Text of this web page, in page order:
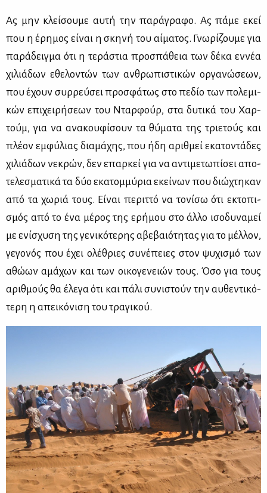
Ας μην κλεί­σου­με αυ­τή την πα­ρά­γρα­φο. Ας πά­με εκεί
που η έρη­μος εί­ναι η σκη­νή του αί­μα­τος. Γνω­ρί­ζου­με για
πα­ρά­δειγ­μα ότι η τε­ρά­στια προ­σπά­θεια των δέ­κα εν­νέα
χι­λιά­δων εθε­λο­ντών των αν­θρω­πι­στι­κών ορ­γα­νώ­σε­ων,
που έχουν συρ­ρεύ­σει προ­σφά­τως στο πε­δίο των πο­λε­μι­
κών επι­χει­ρή­σε­ων του Νταρ­φούρ, στα δυ­τι­κά του Χαρ­
τούμ, για να ανα­κου­φί­σουν τα θύ­μα­τα της τριε­τούς και
πλέ­ον εμ­φύ­λιας δια­μά­χης, που ήδη αριθ­μεί εκα­το­ντά­δες
χι­λιά­δων νε­κρών, δεν επαρ­κεί για να αντι­με­τω­πί­σει απο­
τε­λε­σμα­τι­κά τα δύο εκα­τομ­μύ­ρια εκεί­νων που διώ­χτη­καν
από τα χω­ριά τους. Εί­ναι πε­ριτ­τό να το­νί­σω ότι εκτο­πι­
σμός από το ένα μέ­ρος της ερή­μου στο άλ­λο ισο­δυ­να­μεί
με ενί­σχυ­ση της γε­νι­κό­τε­ρης αβε­βαιό­τη­τας για το μέλ­λον,
γε­γο­νός που έχει ολέ­θριες συ­νέ­πειες στον ψυ­χι­σμό των
αθώ­ων αμά­χων και των οι­κο­γε­νειών τους. Όσο για τους
αριθ­μούς θα έλε­γα ότι και πά­λι συ­νι­στούν την αυ­θε­ντι­κό­
τε­ρη η απει­κό­νι­ση του τρα­γι­κού.